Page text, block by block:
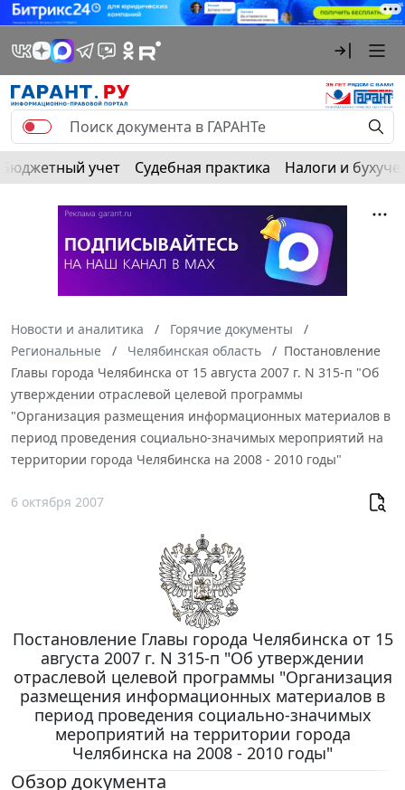
Бюджетный учет Судебная практика Налоги и
Новости и аналитика
Горячие документы
Региональные
Челябинская область
Постановление
Главы города Челябинска от 15 августа 2007 г. N 315-п "Об
утверждении отраслевой целевой программы
"Организация размещения информационных материалов в
период проведения социально-значимых мероприятий на
территории города Челябинска на 2008 - 2010 годы"
6 октября 2007
Постановление Главы города Челябинска от 15
августа 2007 г. N 315-п "Об утверждении
отраслевой целевой программы "Организация
размещения информационных материалов в
период проведения социально-значимых
мероприятий на территории города
Челябинска на 2008 - 2010 годы"
Обзор документа